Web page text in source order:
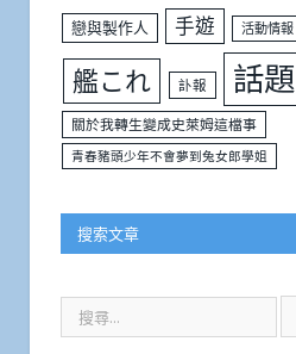
戀與製作人 手遊 活動情報
艦これ 訃報 話題
關於我轉生變成史萊姆這檔事
青春豬頭少年不會夢到兔女郎學姐
搜索文章